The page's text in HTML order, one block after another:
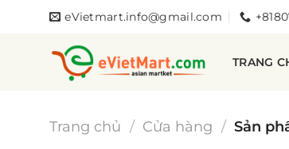
eVietmart.info@gmail.com
TRANG
Trang chủ / Cửa hàng / Sản